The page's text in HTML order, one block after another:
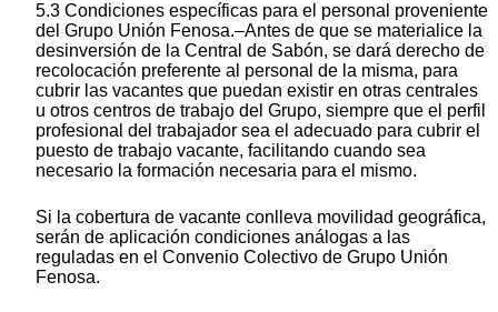
5.3 Condiciones específicas para el personal proveniente
del Grupo Unión Fenosa.–Antes de que se materialice la
desinversión de la Central de Sabón, se dará derecho de
recolocación preferente al personal de la misma, para
cubrir las vacantes que puedan existir en otras centrales
u otros centros de trabajo del Grupo, siempre que el perfil
profesional del trabajador sea el adecuado para cubrir el
puesto de trabajo vacante, facilitando cuando sea
necesario la formación necesaria para el mismo.
Si la cobertura de vacante conlleva movilidad geográfica,
serán de aplicación condiciones análogas a las
reguladas en el Convenio Colectivo de Grupo Unión
Fenosa.